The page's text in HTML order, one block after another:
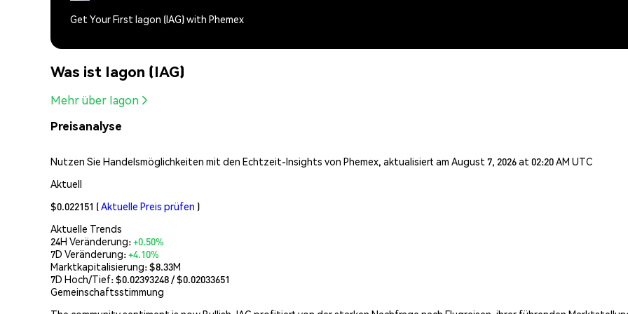
Get Your First Iagon (IAG) with Phemex
Was ist Iagon (IAG)
Mehr über Iagon
Preisanalyse
Nutzen Sie Handelsmöglichkeiten mit den Echtzeit-Insights von Phemex, aktualisiert am August 7, 2026 at 02:20 AM UTC
Aktuell
$0.022151 (Aktuelle Preis prüfen )
Aktuelle Trends
24H Veränderung:+0.50%
7D Veränderung:+4.10%
Marktkapitalisierung:$8.33M
7D Hoch/Tief: $0.02393248/ $0.02033651
Gemeinschaftsstimmung